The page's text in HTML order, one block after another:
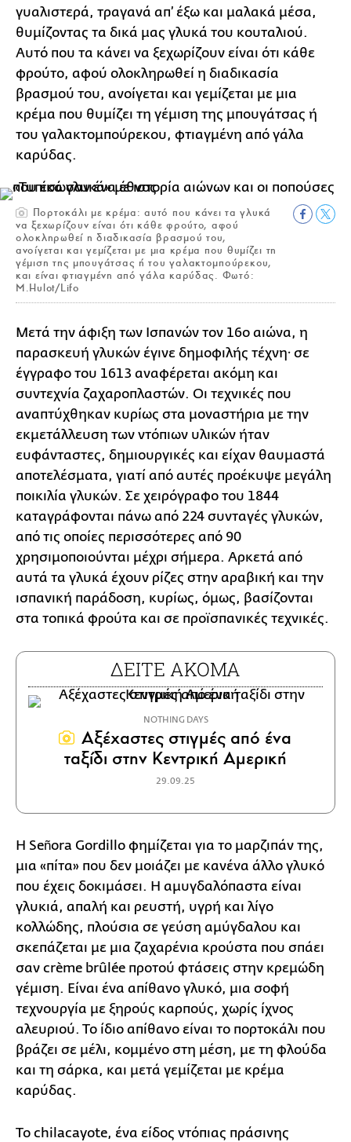
γυαλιστερά, τραγανά απ’ έξω και μαλακά μέσα,
θυμίζοντας τα δικά μας γλυκά του κουταλιού.
Αυτό που τα κάνει να ξεχωρίζουν είναι ότι κάθε
φρούτο, αφού ολοκληρωθεί η διαδικασία
βρασμού του, ανοίγεται και γεμίζεται με μια
κρέμα που θυμίζει τη γέμιση της μπουγάτσας ή
του γαλακτομπούρεκου, φτιαγμένη από γάλα
καρύδας.
Πορτοκάλι με κρέμα: αυτό που κάνει τα γλυκά
να ξεχωρίζουν είναι ότι κάθε φρούτο, αφού
ολοκληρωθεί η διαδικασία βρασμού του,
ανοίγεται και γεμίζεται με μια κρέμα που θυμίζει τη
γέμιση της μπουγάτσας ή του γαλακτομπούρεκου,
και είναι φτιαγμένη από γάλα καρύδας. Φωτό:
M.Hulot/Lifo
Μετά την άφιξη των Ισπανών τον 16ο αιώνα, η
παρασκευή γλυκών έγινε δημοφιλής τέχνη· σε
έγγραφο του 1613 αναφέρεται ακόμη και
συντεχνία ζαχαροπλαστών. Οι τεχνικές που
αναπτύχθηκαν κυρίως στα μοναστήρια με την
εκμετάλλευση των ντόπιων υλικών ήταν
ευφάνταστες, δημιουργικές και είχαν θαυμαστά
αποτελέσματα, γιατί από αυτές προέκυψε μεγάλη
ποικιλία γλυκών. Σε χειρόγραφο του 1844
καταγράφονται πάνω από 224 συνταγές γλυκών,
από τις οποίες περισσότερες από 90
χρησιμοποιούνται μέχρι σήμερα. Αρκετά από
αυτά τα γλυκά έχουν ρίζες στην αραβική και την
ισπανική παράδοση, κυρίως, όμως, βασίζονται
στα τοπικά φρούτα και σε προϊσπανικές τεχνικές.
ΔΕΙΤΕ ΑΚΟΜΑ
NOTHING DAYS
Αξέχαστες στιγμές από ένα
ταξίδι στην Κεντρική Αμερική
29.09.25
H Señora Gordillo φημίζεται για το μαρζιπάν της,
μια «πίτα» που δεν μοιάζει με κανένα άλλο γλυκό
που έχεις δοκιμάσει. Η αμυγδαλόπαστα είναι
γλυκιά, απαλή και ρευστή, υγρή και λίγο
κολλώδης, πλούσια σε γεύση αμύγδαλου και
σκεπάζεται με μια ζαχαρένια κρούστα που σπάει
σαν crème brûlée προτού φτάσεις στην κρεμώδη
γέμιση. Είναι ένα απίθανο γλυκό, μια σοφή
τεχνουργία με ξηρούς καρπούς, χωρίς ίχνος
αλευριού. Το ίδιο απίθανο είναι το πορτοκάλι που
βράζει σε μέλι, κομμένο στη μέση, με τη φλούδα
και τη σάρκα, και μετά γεμίζεται με κρέμα
καρύδας.
Το chilacayote, ένα είδος ντόπιας πράσινης